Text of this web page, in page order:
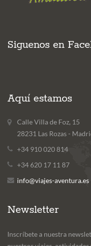
Siguenos en
Aquí estamos
Calle Villa de Foz, 15
28231 Las Rozas -
+34 910 020 814
+34 620 17 11 87
info@viajes-aventura.es
Newsletter
Inscríbete a nuestra